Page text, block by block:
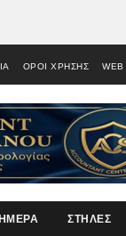
ΟΡΟΙ ΧΡΗΣΗΣ
ΣΤΗΛΕΣ